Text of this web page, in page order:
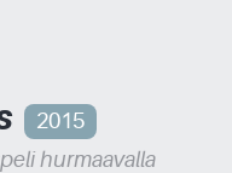
2015
hurmaavalla